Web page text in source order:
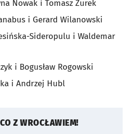
Nowak i Tomasz Żurek
i Gerard Wilanowski
Sideropulu i Waldemar
i Bogusław Rogowski
i Andrzej Hubl
Z WROCŁAWIEM!